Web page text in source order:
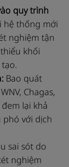
quy trình
hệ thống mới
nghiệm tận
khối
Bao quát
Chagas,
lại khả
phó với dịch
sai sót do
nghiệm